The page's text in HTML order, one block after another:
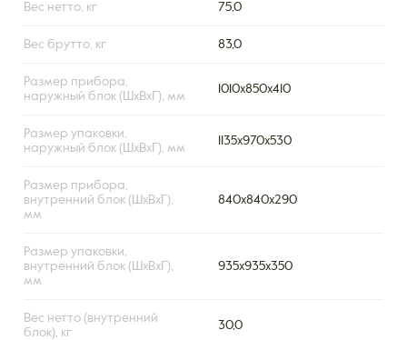
Вес нетто, кг 75,0
Вес брутто, кг 83,0
Размер прибора,
наружный блок (ШxВxГ), мм
1010x850x410
Размер упаковки,
наружный блок (ШxВxГ), мм
1135x970x530
Размер прибора,
внутренний блок (ШxВxГ),
мм
840х840х290
Размер упаковки,
внутренний блок (ШxВxГ),
мм
935х935х350
Вес нетто (внутренний
блок), кг
30,0